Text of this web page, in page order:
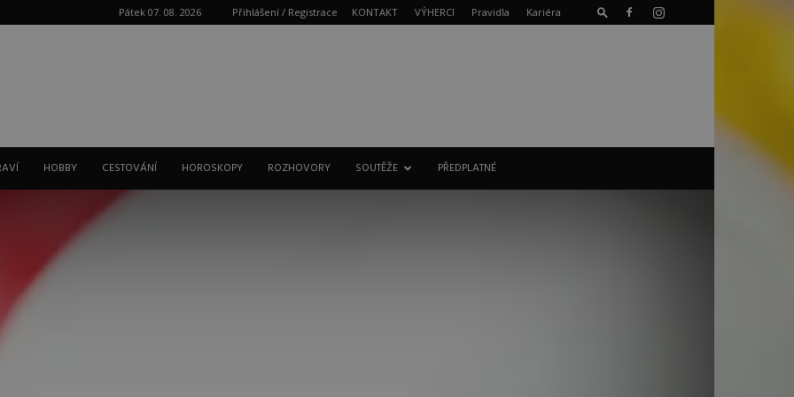
Pátek 07. 08. 2026 Přihlášení / Registrace KONTAKT VÝHERCI Pravidla Kariéra
HOBBY CESTOVÁNÍ HOROSKOPY ROZHOVORY SOUTĚŽE PŘEDPLATNÉ